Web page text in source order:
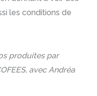
les conditions de
produites par
avec Andréa